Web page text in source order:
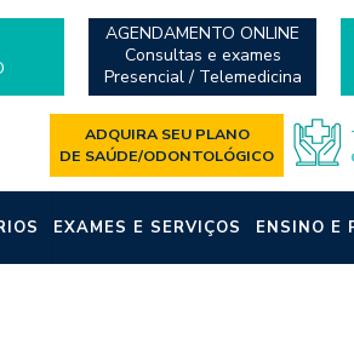
AGENDAMENTO ONLINE
Consultas e exames
Presencial / Telemedicina
ADQUIRA SEU PLANO
DE SAÚDE/ODONTOLÓGICO
EXAMES E SERVIÇOS ENSINO E